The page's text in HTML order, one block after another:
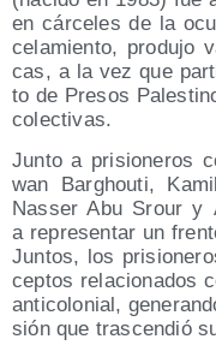
en cár­ce­les de la
ce­la­mien­to, pro­du­jo
cas, a la vez que
to de Pre­sos
colectivas.
Jun­to a pri­sio­ne­ros
wan Barghou­ti,
Nas­ser Abu Srour y
a repre­sen­tar un
Jun­tos, los
cep­tos rela­cio­na­dos
anti­co­lo­nial,
sión que tras­cen­dió